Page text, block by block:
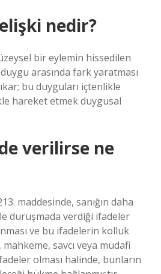
nedir?
bir eylemin hissedilen
arasında fark yaratması
bu duyguları içtenlikle
hareket etmek duygusal
verilirse ne
maddesinde, sanığın daha
duruşmada verdiği ifadeler
ve bu ifadelerin kolluk
savcı veya müdafi
olması halinde, bunların